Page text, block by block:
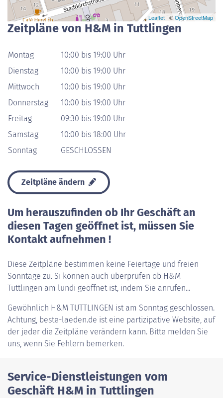
Leaflet | ©OpenStreetMap
Zeitpläne von H&M in Tuttlingen
Montag
10:00 bis 19:00 Uhr
Dienstag
10:00 bis 19:00 Uhr
Mittwoch
10:00 bis 19:00 Uhr
Donnerstag
10:00 bis 19:00 Uhr
Freitag
09:30 bis 19:00 Uhr
Samstag
10:00 bis 18:00 Uhr
Sonntag
GESCHLOSSEN
Zeitpläne ändern
Um herauszufinden ob Ihr Geschäft an
diesen Tagen geöffnet ist, müssen Sie
Kontakt aufnehmen !
Diese Zeitpläne bestimmen keine Feiertage und freien
Sonntage zu. Si können auch überprüfen ob H&M
Tuttlingen am lundi geöffnet ist, indem Sie anrufen...
Gewöhnlich H&M TUTTLINGEN ist am Sonntag geschlossen.
Achtung, beste-laeden.de ist eine partizipative Website, auf
der jeder die Zeitpläne verändern kann. Bitte melden Sie
uns, wenn Sie Fehlern bemerken.
Service-Dienstleistungen vom
Geschäft H&M in Tuttlingen